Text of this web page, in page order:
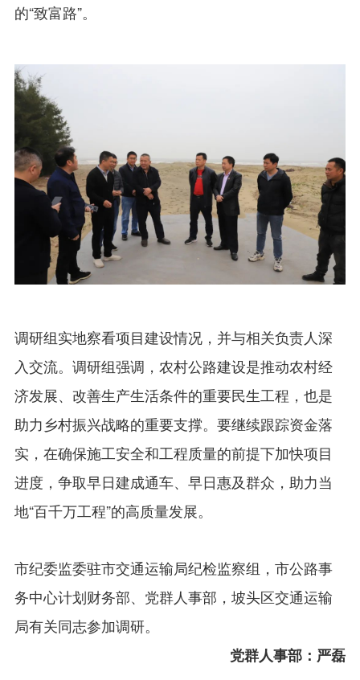
的“致富路”。
调研组实地察看项目建设情况，并与相关负责人深
入交流。调研组强调，农村公路建设是推动农村经
济发展、改善生产生活条件的重要民生工程，也是
助力乡村振兴战略的重要支撑。要继续跟踪资金落
实，在确保施工安全和工程质量的前提下加快项目
进度，争取早日建成通车、早日惠及群众，助力当
地“百千万工程”的高质量发展。
市纪委监委驻市交通运输局纪检监察组，市公路事
务中心计划财务部、党群人事部，坡头区交通运输
局有关同志参加调研。
党群人事部：严磊